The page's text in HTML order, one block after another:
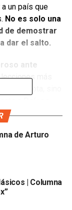
un país que
No es solo una
de demostrar
dar el salto.
ante
más
la derrota, sino
una madurez
cambió
la
reencontró
solidaria en
jugadoras
sabiendo
de Arturo
| Columna